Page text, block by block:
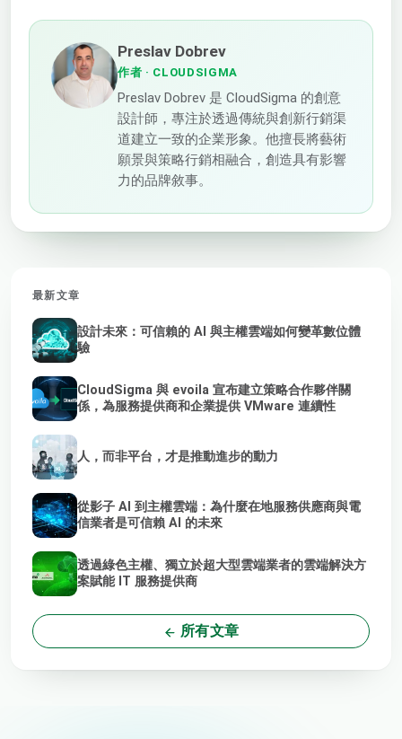
Preslav Dobrev
作者 · CLOUDSIGMA
Preslav Dobrev 是 CloudSigma 的創意
設計師，專注於透過傳統與創新行銷渠
道建立一致的企業形象。他擅長將藝術
願景與策略行銷相融合，創造具有影響
力的品牌敘事。
最新文章
設計未來：可信賴的 AI 與主權雲端如何變革數位體
驗
CloudSigma 與 evoila 宣布建立策略合作夥伴關
係，為服務提供商和企業提供 VMware 連續性
人，而非平台，才是推動進步的動力
從影子 AI 到主權雲端：為什麼在地服務供應商與電
信業者是可信賴 AI 的未來
透過綠色主權、獨立於超大型雲端業者的雲端解決方
案賦能 IT 服務提供商
所有文章